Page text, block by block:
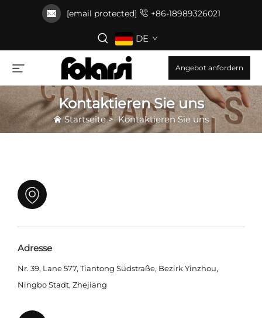
[email protected] +86-18989326021
DE
Angebot anfordern
Kontaktieren Sie uns
Startseite>Kontaktieren Sie uns
Adresse
Nr. 39, Lane 577, Tiantong Südstraße, Bezirk Yinzhou,
Ningbo Stadt, Zhejiang